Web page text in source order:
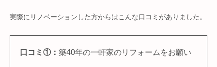
実際にリノベーションした方からはこんな口コミがありました。
口コミ①： 築40年の一軒家のリフォームをお願い